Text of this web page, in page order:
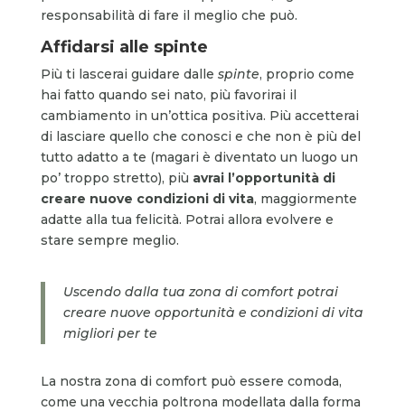
responsabilità di fare il meglio che può.
Affidarsi alle spinte
Più ti lascerai guidare dalle spinte, proprio come
hai fatto quando sei nato, più favorirai il
cambiamento in un’ottica positiva. Più accetterai
di lasciare quello che conosci e che non è più del
tutto adatto a te (magari è diventato un luogo un
po’ troppo stretto), più avrai l’opportunità di
creare nuove condizioni di vita, maggiormente
adatte alla tua felicità. Potrai allora evolvere e
stare sempre meglio.
Uscendo dalla tua zona di comfort potrai
creare nuove opportunità e condizioni di vita
migliori per te
La nostra zona di comfort può essere comoda,
come una vecchia poltrona modellata dalla forma